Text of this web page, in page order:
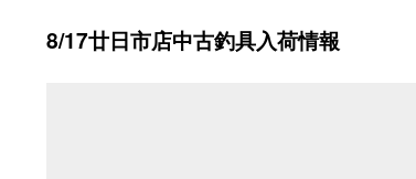
8/17廿日市店中古釣具入荷情報